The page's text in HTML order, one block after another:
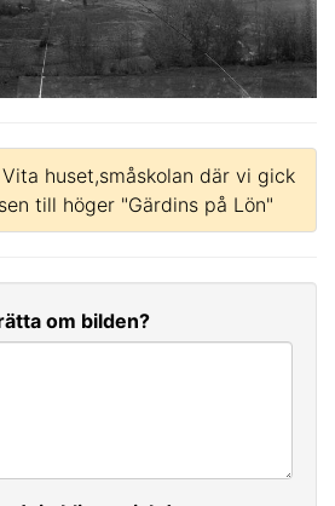
Vita huset,småskolan där vi gick
till höger "Gärdins på Lön"
om bilden?